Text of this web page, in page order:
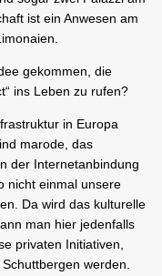
ist ein Anwesen am
gekommen, die
ins Leben zu rufen?
in Europa
marode, das
der Internetanbindung
nicht einmal unsere
Da wird das kulturelle
man hier jedenfalls
privaten Initiativen,
werden.